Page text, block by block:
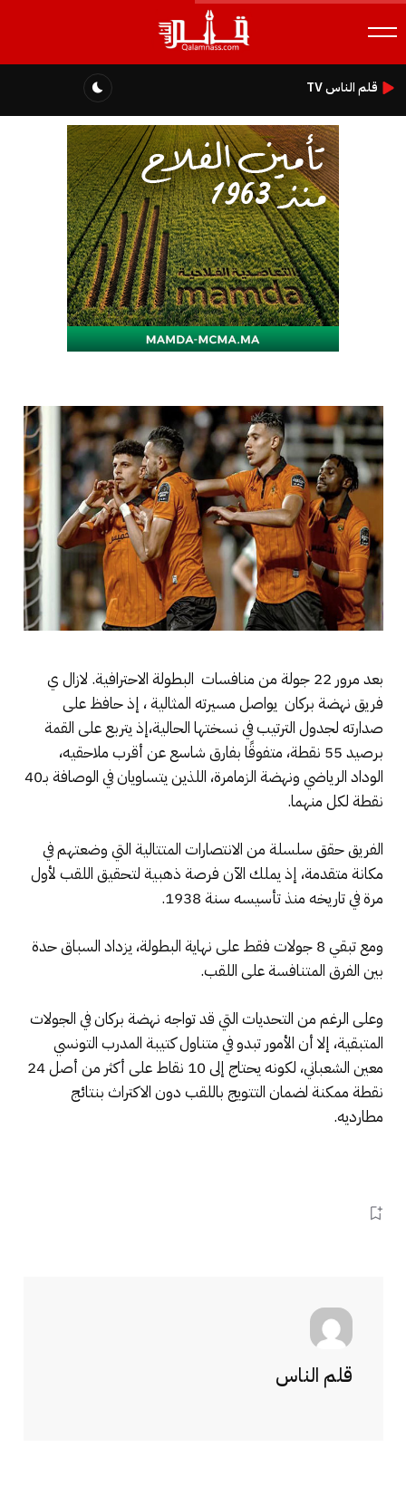
قلم الناس TV
بعد مرور 22 جولة من منافسات البطولة الاحترافية. لازال ي
فريق نهضة بركان يواصل مسيرته المثالية ، إذ حافظ على
صدارته لجدول الترتيب في نسختها الحالية،إذ يتربع على القمة
برصيد 55 نقطة، متفوقًا بفارق شاسع عن أقرب ملاحقيه،
الوداد الرياضي ونهضة الزمامرة، اللذين يتساويان في الوصافة بـ40
نقطة لكل منهما.
الفريق حقق سلسلة من الانتصارات المتتالية التي وضعتهم في
مكانة متقدمة، إذ يملك الآن فرصة ذهبية لتحقيق اللقب لأول
مرة في تاريخه منذ تأسيسه سنة 1938.
ومع تبقي 8 جولات فقط على نهاية البطولة، يزداد السباق حدة
بين الفرق المتنافسة على اللقب.
وعلى الرغم من التحديات التي قد تواجه نهضة بركان في الجولات
المتبقية، إلا أن الأمور تبدو في متناول كتيبة المدرب التونسي
معين الشعباني، لكونه يحتاج إلى 10 نقاط على أكثر من أصل 24
نقطة ممكنة لضمان التتويج باللقب دون الاكتراث بنتائج
مطارديه.
قلم الناس